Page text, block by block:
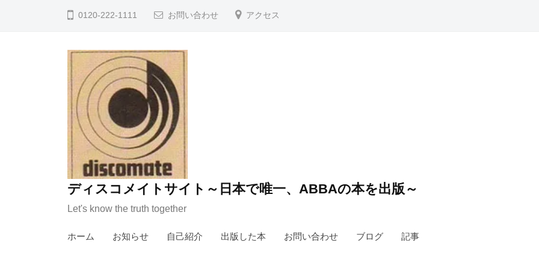
0120-222-1111 お問い合わせ アクセス
ディスコメイトサイト～日本で唯一、ABBAの本を出版～
Let's know the truth together
ホーム お知らせ 自己紹介 出版した本 お問い合わせ ブログ 記事